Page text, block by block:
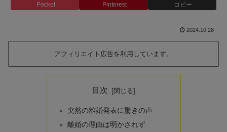
Pocket Pinterest コピー
2024.10.28
アフィリエイト広告を利用しています。
目次
突然の離婚発表に驚きの声
離婚の理由は明かされず